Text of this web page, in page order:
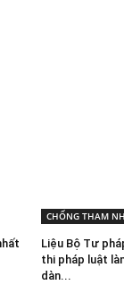
CHỐNG THAM
Liệu Bộ Tư
thi pháp luật
dàn...